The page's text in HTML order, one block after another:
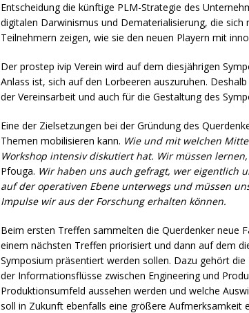
Entscheidung die künftige PLM-Strategie des
digitalen Darwinismus und Dematerialisierung, die
Teilnehmern zeigen, wie sie den neuen Playern mit
Der prostep ivip Verein wird auf dem diesjährigen
Anlass ist, sich auf den Lorbeeren auszuruhen.
der Vereinsarbeit und auch für die Gestaltung des
Eine der Zielsetzungen bei der Gründung des
Themen mobilisieren kann. Wie und mit welchen
Workshop intensiv diskutiert hat. Wir müssen
Pfouga. Wir haben uns auch gefragt, wer eigentlich
auf der operativen Ebene unterwegs und müssen
Impulse wir aus der Forschung erhalten können.
Beim ersten Treffen sammelten die Querdenker neue
einem nächsten Treffen priorisiert und dann auf dem
Symposium präsentiert werden sollen. Dazu gehört
der Informationsflüsse zwischen Engineering und
Produktionsumfeld aussehen werden und welche
soll in Zukunft ebenfalls eine größere Aufmerksamkeit